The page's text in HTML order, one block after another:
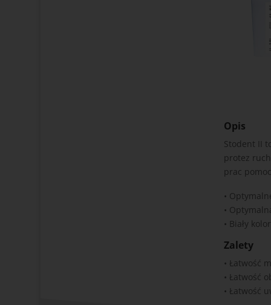
Opis
Stodent II
protez
prac
•
•
• Biały kolor
Zalety
• Łatwość
• Łatwość
• Łatwość